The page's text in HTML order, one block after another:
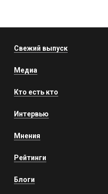
Свежий выпуск
Медиа
Кто есть кто
Интервью
Мнения
Рейтинги
Блоги